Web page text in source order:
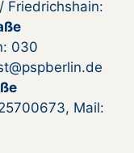
Friedrichshain:
030
Mail: